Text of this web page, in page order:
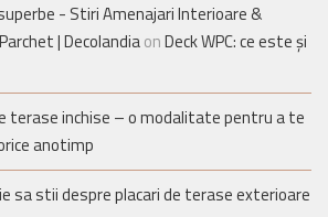
- Stiri Amenajari Interioare &
| DecolandiaonDeck WPC: ce este și
terase inchise – o modalitate pentru a te
anotimp
sa stii despre placari de terase exterioare